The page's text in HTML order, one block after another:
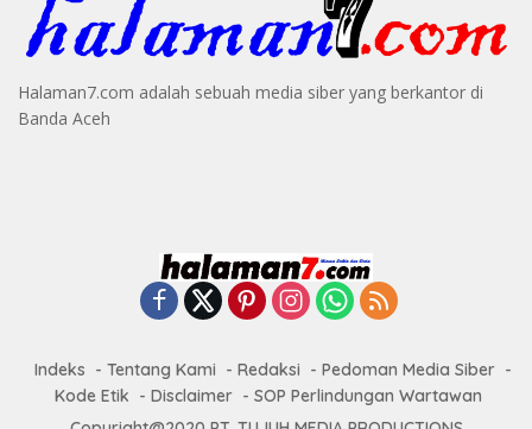
Halaman7.com adalah sebuah media siber yang berkantor di
Banda Aceh
Indeks Tentang Kami Redaksi
Pedoman Media Siber
Kode Etik
Disclaimer
SOP Perlindungan Wartawan